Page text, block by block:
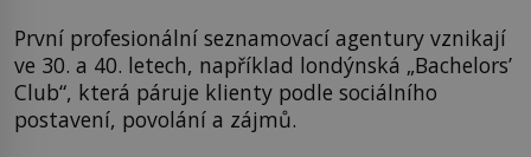
První profesionální seznamovací agentury vznikají
ve 30. a 40. letech, například londýnská „Bachelors’
Club“, která páruje klienty podle sociálního
postavení, povolání a zájmů.